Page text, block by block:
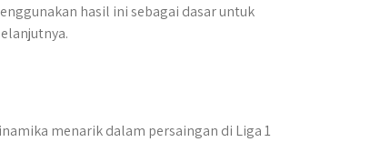
hasil ini sebagai dasar untuk
menarik dalam persaingan di Liga 1